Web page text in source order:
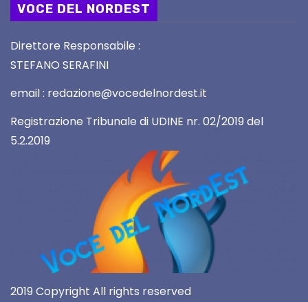
VOCE DEL NORDEST
Direttore Responsabile :
STEFANO SERAFINI
email : redazione@vocedelnordest.it
Registrazione Tribunale di UDINE nr. 02/2019 del
5.2.2019
2019 Copyright All rights reserved